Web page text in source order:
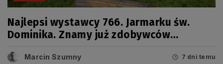
Najlepsi wystawcy 766. Jarmarku św.
Dominika. Znamy już zdobywców
Marcin Szumny 7 dni temu